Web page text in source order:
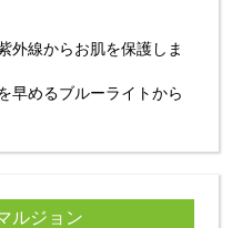
外線からお肌を保護しま
早めるブルーライトから
ルジョン